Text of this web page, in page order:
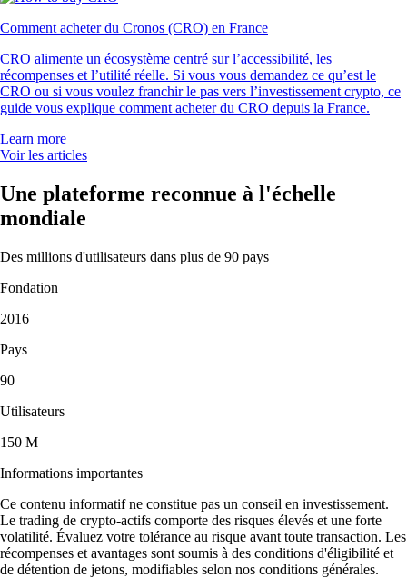
Comment acheter du Cronos (CRO) en France
CRO alimente un écosystème centré sur l’accessibilité, les
récompenses et l’utilité réelle. Si vous vous demandez ce qu’est le
CRO ou si vous voulez franchir le pas vers l’investissement crypto, ce
guide vous explique comment acheter du CRO depuis la France.
Learn more
Voir les articles
Une plateforme reconnue à l'échelle
mondiale
Des millions d'utilisateurs dans plus de 90 pays
Fondation
2016
Pays
90
Utilisateurs
150 M
Informations importantes
Ce contenu informatif ne constitue pas un conseil en investissement.
Le trading de crypto-actifs comporte des risques élevés et une forte
volatilité. Évaluez votre tolérance au risque avant toute transaction. Les
récompenses et avantages sont soumis à des conditions d'éligibilité et
de détention de jetons, modifiables selon nos conditions générales.